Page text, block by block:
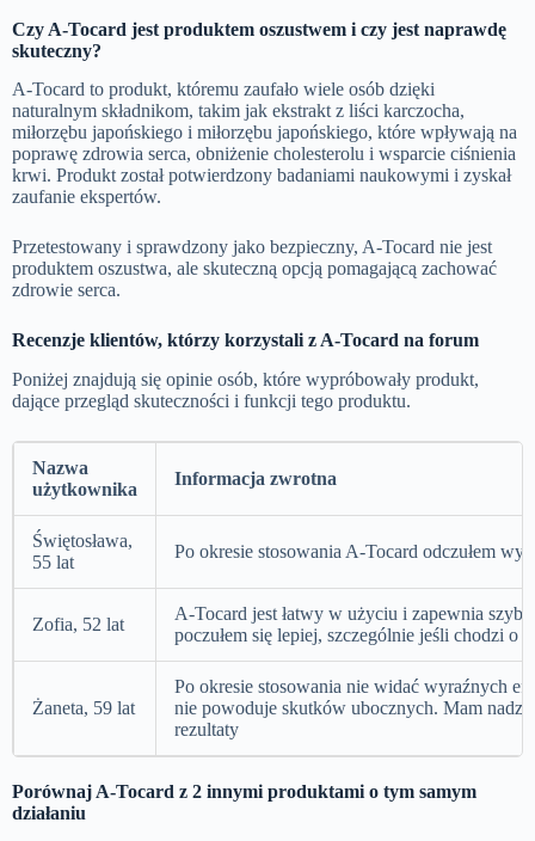
Czy A-Tocard jest produktem oszustwem i czy jest naprawdę
skuteczny?
A-Tocard to produkt, któremu zaufało wiele osób dzięki
naturalnym składnikom, takim jak ekstrakt z liści karczocha,
miłorzębu japońskiego i miłorzębu japońskiego, które wpływają na
poprawę zdrowia serca, obniżenie cholesterolu i wsparcie ciśnienia
krwi. Produkt został potwierdzony badaniami naukowymi i zyskał
zaufanie ekspertów.
Przetestowany i sprawdzony jako bezpieczny, A-Tocard nie jest
produktem oszustwa, ale skuteczną opcją pomagającą zachować
zdrowie serca.
Recenzje klientów, którzy korzystali z A-Tocard na forum
Poniżej znajdują się opinie osób, które wypróbowały produkt,
dające przegląd skuteczności i funkcji tego produktu.
Nazwa
użytkownika
Informacja zwrotna
Świętosława,
55 lat
Po okresie stosowania A-Tocard odczułem
Zofia, 52 lat
A-Tocard jest łatwy w użyciu i zapewnia
poczułem się lepiej, szczególnie jeśli chodzi o
Żaneta, 59 lat
Po okresie stosowania nie widać wyraźnych
nie powoduje skutków ubocznych. Mam
rezultaty
Porównaj A-Tocard z 2 innymi produktami o tym samym
działaniu